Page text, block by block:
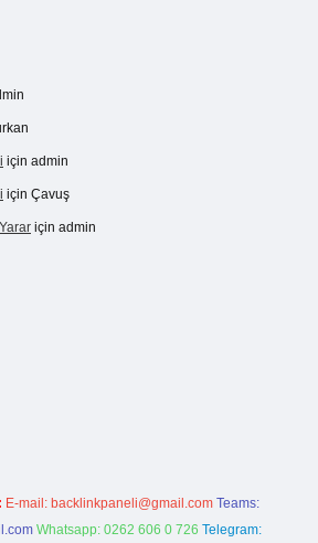
için admin
için Çavuş
için admin
E-mail: backlinkpaneli@gmail.com Teams:
Whatsapp: 0262 606 0 726 Telegram: